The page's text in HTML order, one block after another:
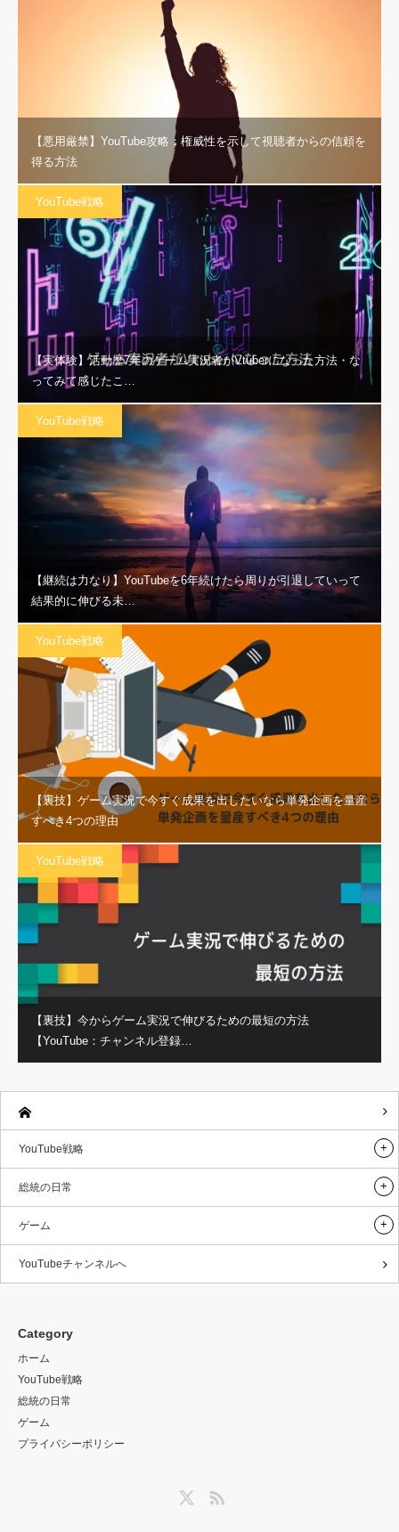
【悪用厳禁】YouTube攻略：権威性を示して視聴者からの信頼を
得る方法
YouTube戦略
【実体験】活動歴7年のゲーム実況者がVtuberになった方法・な
ってみて感じたこ…
YouTube戦略
【継続は力なり】YouTubeを6年続けたら周りが引退していって
結果的に伸びる未…
YouTube戦略
【裏技】ゲーム実況で今すぐ成果を出したいなら単発企画を量産
すべき4つの理由
YouTube戦略
【裏技】今からゲーム実況で伸びるための最短の方法
【YouTube：チャンネル登録…
YouTube戦略
総統の日常
ゲーム
YouTubeチャンネルへ
Category
ホーム
YouTube戦略
総統の日常
ゲーム
プライバシーポリシー